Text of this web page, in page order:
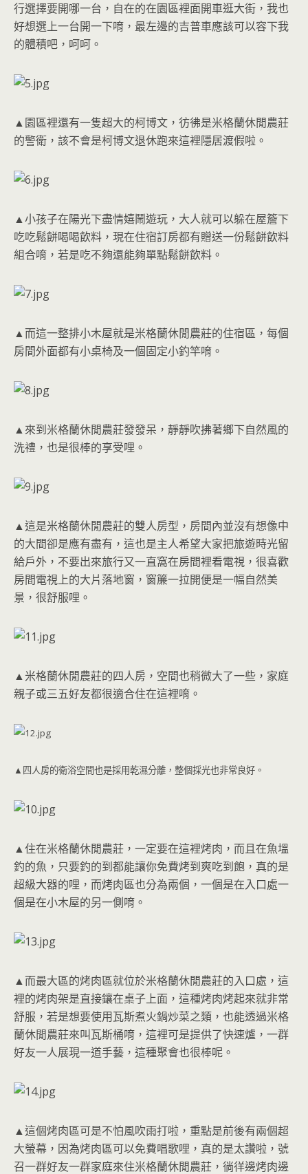
行選擇要開哪一台，自在的在園區裡面開車逛大街，我也
好想選上一台開一下唷，最左邊的吉普車應該可以容下我
的體積吧，呵呵。
▲園區裡還有一隻超大的柯博文，彷彿是米格蘭休閒農莊
的警衛，該不會是柯博文退休跑來這裡隱居渡假啦。
▲小孩子在陽光下盡情嬉鬧遊玩，大人就可以躲在屋簷下
吃吃鬆餅喝喝飲料，現在住宿訂房都有贈送一份鬆餅飲料
組合唷，若是吃不夠還能夠單點鬆餅飲料。
▲而這一整排小木屋就是米格蘭休閒農莊的住宿區，每個
房間外面都有小桌椅及一個固定小釣竿唷。
▲來到米格蘭休閒農莊發發呆，靜靜吹拂著鄉下自然風的
洗禮，也是很棒的享受哩。
▲這是米格蘭休閒農莊的雙人房型，房間內並沒有想像中
的大間卻是應有盡有，這也是主人希望大家把旅遊時光留
給戶外，不要出來旅行又一直窩在房間裡看電視，很喜歡
房間電視上的大片落地窗，窗簾一拉開便是一幅自然美
景，很舒服哩。
▲米格蘭休閒農莊的四人房，空間也稍微大了一些，家庭
親子或三五好友都很適合住在這裡唷。
▲四人房的衛浴空間也是採用乾濕分離，整個採光也非常良好。
▲住在米格蘭休閒農莊，一定要在這裡烤肉，而且在魚塭
釣的魚，只要釣的到都能讓你免費烤到爽吃到飽，真的是
超級大器的哩，而烤肉區也分為兩個，一個是在入口處一
個是在小木屋的另一側唷。
▲而最大區的烤肉區就位於米格蘭休閒農莊的入口處，這
裡的烤肉架是直接鑲在桌子上面，這種烤肉烤起來就非常
舒服，若是想要使用瓦斯煮火鍋炒菜之類，也能透過米格
蘭休閒農莊來叫瓦斯桶唷，這裡可是提供了快速爐，一群
好友一人展現一道手藝，這種聚會也很棒呢。
▲這個烤肉區可是不怕風吹雨打啦，重點是前後有兩個超
大螢幕，因為烤肉區可以免費唱歌哩，真的是太讚啦，號
召一群好友一群家庭來住米格蘭休閒農莊，徜徉邊烤肉邊